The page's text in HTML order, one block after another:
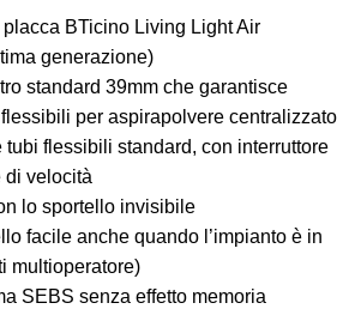
BTicino Living Light Air
generazione)
standard 39mm che garantisce
flessibili per aspirapolvere centralizzato
tubi flessibili standard, con interruttore
di velocità
lo sportello invisibile
facile anche quando l’impianto è in
multioperatore)
SEBS senza effetto memoria